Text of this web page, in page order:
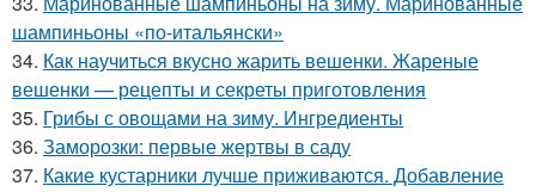
шампиньоны «по-итальянски»
34. Как научиться вкусно жарить вешенки. Жареные
вешенки — рецепты и секреты приготовления
35. Грибы с овощами на зиму. Ингредиенты
36. Заморозки: первые жертвы в саду
37. Какие кустарники лучше приживаются. Добавление